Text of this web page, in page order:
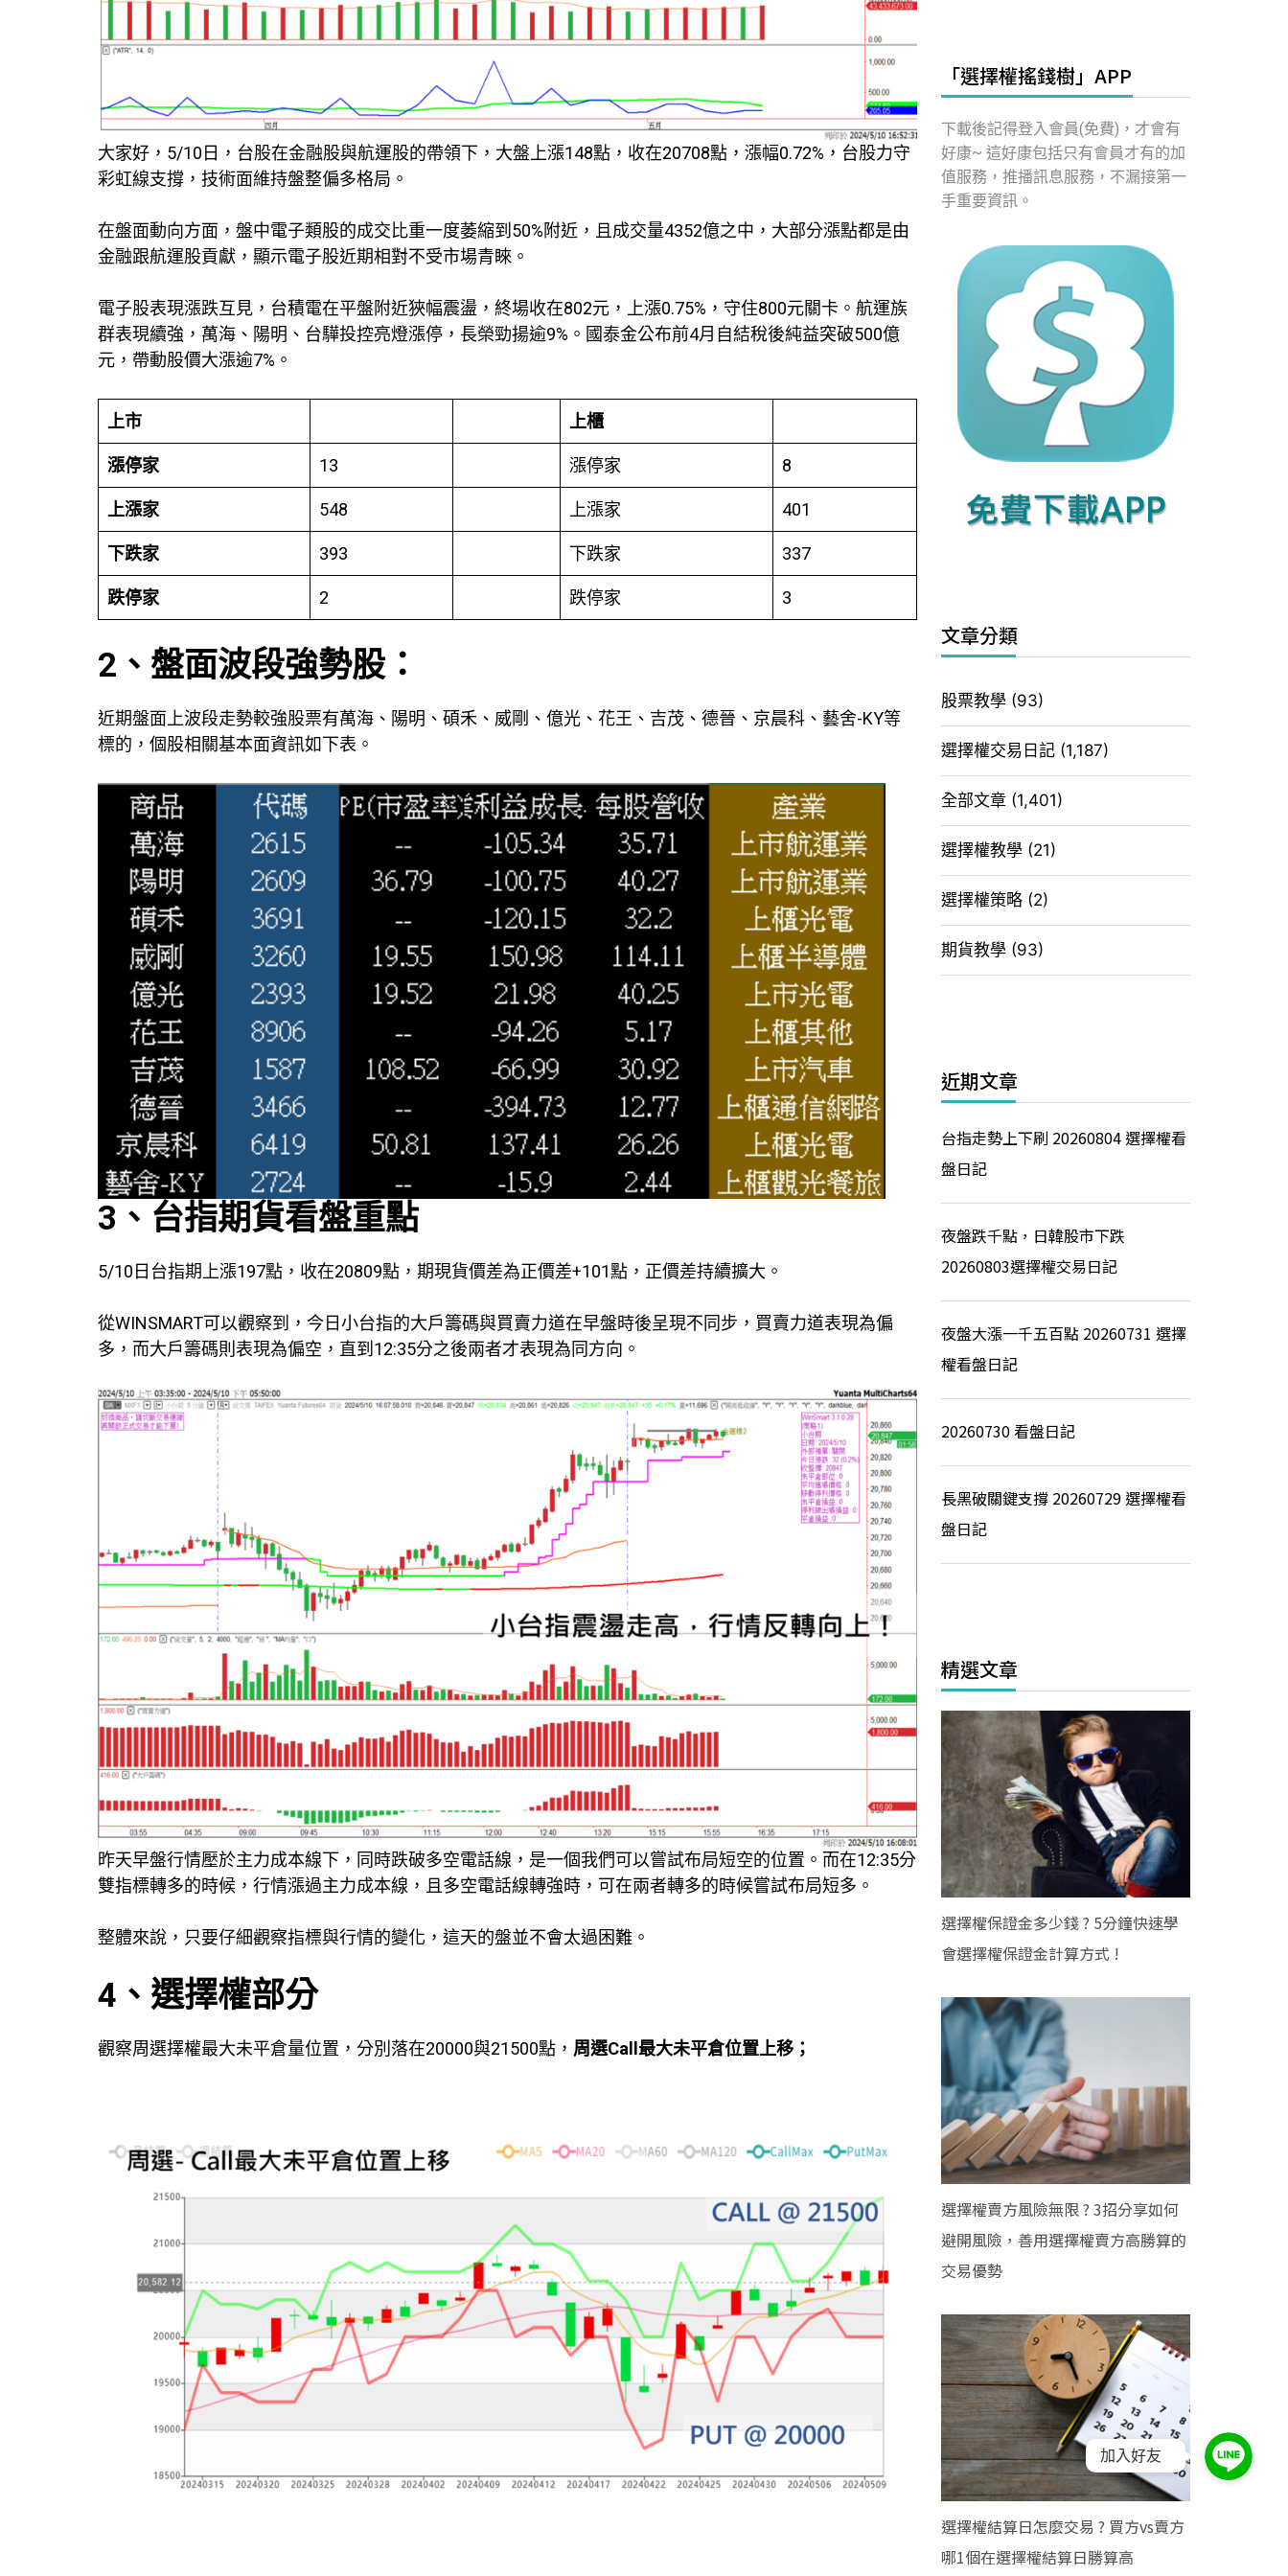
大家好，5/10日，台股在金融股與航運股的帶領下，大盤上漲148點，收在20708點，漲幅0.72%，台股力守
彩虹線支撐，技術面維持盤整偏多格局。
在盤面動向方面，盤中電子類股的成交比重一度萎縮到50%附近，且成交量4352億之中，大部分漲點都是由
金融跟航運股貢獻，顯示電子股近期相對不受市場青睞。
電子股表現漲跌互見，台積電在平盤附近狹幅震盪，終場收在802元，上漲0.75%，守住800元關卡。航運族
群表現續強，萬海、陽明、台驊投控亮燈漲停，長榮勁揚逾9%。國泰金公布前4月自結稅後純益突破500億
元，帶動股價大漲逾7%。
上市 上櫃
漲停家 13 漲停家 8
上漲家 548 上漲家 401
下跌家 393 下跌家 337
跌停家 2 跌停家 3
2、盤面波段強勢股：
近期盤面上波段走勢較強股票有萬海、陽明、碩禾、威剛、億光、花王、吉茂、德晉、京晨科、藝舍-KY等
標的，個股相關基本面資訊如下表。
3、台指期貨看盤重點
5/10日台指期上漲197點，收在20809點，期現貨價差為正價差+101點，正價差持續擴大。
從WINSMART可以觀察到，今日小台指的大戶籌碼與買賣力道在早盤時後呈現不同步，買賣力道表現為偏
多，而大戶籌碼則表現為偏空，直到12:35分之後兩者才表現為同方向。
昨天早盤行情壓於主力成本線下，同時跌破多空電話線，是一個我們可以嘗試布局短空的位置。而在12:35分
雙指標轉多的時候，行情漲過主力成本線，且多空電話線轉強時，可在兩者轉多的時候嘗試布局短多。
整體來說，只要仔細觀察指標與行情的變化，這天的盤並不會太過困難。
4、選擇權部分
觀察周選擇權最大未平倉量位置，分別落在20000與21500點， 周選Call最大未平倉位置上移；
「選擇權搖錢樹」APP
下載後記得登入會員(免費)，才會有
好康~ 這好康包括只有會員才有的加
值服務，推播訊息服務，不漏接第一
手重要資訊。
文章分類
股票教學 (93)
選擇權交易日記 (1,187)
全部文章 (1,401)
選擇權教學 (21)
選擇權策略 (2)
期貨教學 (93)
近期文章
台指走勢上下刷 20260804 選擇權看
盤日記
夜盤跌千點，日韓股市下跌
20260803選擇權交易日記
夜盤大漲一千五百點 20260731 選擇
權看盤日記
20260730 看盤日記
長黑破關鍵支撐 20260729 選擇權看
盤日記
精選文章
選擇權保證金多少錢 ? 5分鐘快速學
會選擇權保證金計算方式 !
選擇權賣方風險無限 ? 3招分享如何
避開風險，善用選擇權賣方高勝算的
交易優勢
選擇權結算日怎麼交易 ? 買方vs賣方
哪1個在選擇權結算日勝算高
加入好友